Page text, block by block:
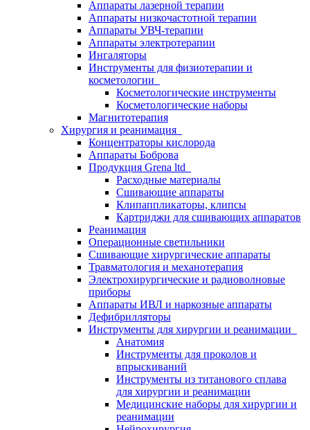
Аппараты лазерной терапии
Аппараты низкочастотной терапии
Аппараты УВЧ-терапии
Аппараты электротерапии
Ингаляторы
Инструменты для физиотерапии и
косметологии
Косметологические инструменты
Косметологические наборы
Магнитотерапия
Хирургия и реанимация
Концентраторы кислорода
Аппараты Боброва
Продукция Grena ltd
Расходные материалы
Сшивающие аппараты
Клипаппликаторы, клипсы
Картриджи для сшивающих аппаратов
Реанимация
Операционные светильники
Сшивающие хирургические аппараты
Травматология и механотерапия
Электрохирургические и радиоволновые
приборы
Аппараты ИВЛ и наркозные аппараты
Дефибрилляторы
Инструменты для хирургии и реанимации
Анатомия
Инструменты для проколов и
впрыскиваний
Инструменты из титанового сплава
для хирургии и реанимации
Медицинские наборы для хирургии и
реанимации